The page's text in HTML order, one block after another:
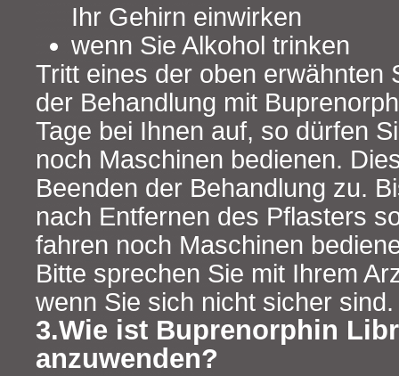
Ihr Gehirn einwirken
wenn Sie Alkohol trinken
Tritt eines der oben erwähnten
der Behandlung mit
Tage bei Ihnen auf, so dürfen
noch Maschinen bedienen.
Beenden der Behandlung zu.
nach Entfernen des Pflasters
fahren noch Maschinen
Bitte sprechen Sie mit Ihrem
wenn Sie sich nicht sicher sind.
3.Wie ist Buprenorphin
anzuwenden?